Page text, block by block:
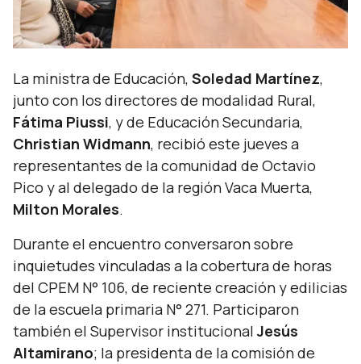
La ministra de Educación, Soledad Martínez,
junto con los directores de modalidad Rural,
Fátima Piussi, y de Educación Secundaria,
Christian Widmann, recibió este jueves a
representantes de la comunidad de Octavio
Pico y al delegado de la región Vaca Muerta,
Milton Morales.
Durante el encuentro conversaron sobre
inquietudes vinculadas a la cobertura de horas
del CPEM N° 106, de reciente creación y edilicias
de la escuela primaria N° 271. Participaron
también el Supervisor institucionalJesús
Altamirano; la presidenta de la comisión de